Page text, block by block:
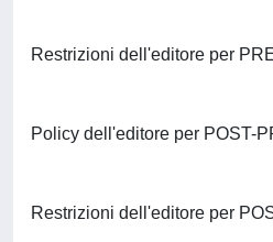
Restrizioni dell'editore per
Policy dell'editore per POST-
Restrizioni dell'editore per